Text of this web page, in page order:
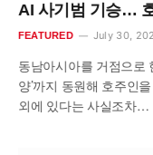
AI 사기범 기승…
FEATURED July 30,
동남아시아를 거점으로
양’까지 동원해 호주인
외에 있다는 사실조차…